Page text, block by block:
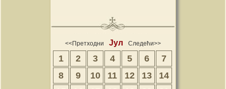
<<Претходни Јул Следећи>>
1 2 3 4 5 6
7
8
9 10 11 12 13
14